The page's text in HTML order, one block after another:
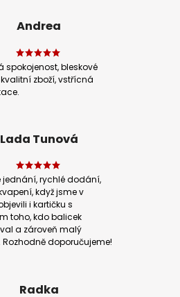
Andrea
spokojenost, bleskové
zboží, vstřícná
Lada Tunová
jednání, rychlé dodání,
když jsme v
i kartičku s
toho, kdo balicek
a zároveň malý
Rozhodně doporučujeme!
Radka